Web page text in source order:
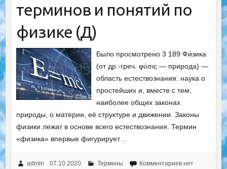
терминов и понятий по
физике (Д)
Было просмотрено 3 189 Фи́зика
(от др.-греч. φύσις — природа) —
область естествознания: наука о
простейших и, вместе с тем,
наиболее общих законах
природы, о материи, её структуре и движении. Законы
физики лежат в основе всего естествознания. Термин
«физика» впервые фигурирует…
admin 07.10.2020 Термины Комментариев нет